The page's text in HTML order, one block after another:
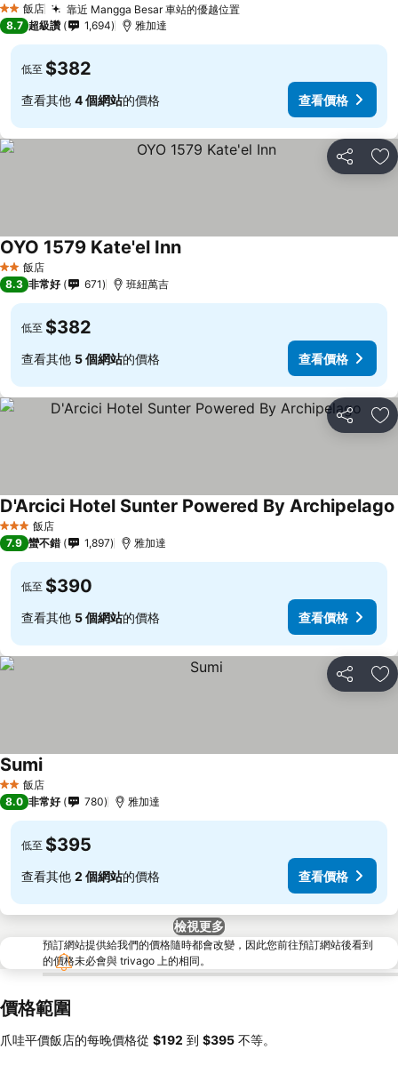
2 星級飯店 靠近 Mangga Besar 車站的優越位置
8.7 超級讚 1,694 雅加達
低至 $382
查看其他 4 個網站的價格 查看價格
分享 加
2 星級飯店
OYO 1579 Kate'el Inn
8.3 非常好 671 班紐萬吉
低至 $382
查看其他 5 個網站的價格 查看價格
分享 加
3 星級 飯店
D'Arcici Hotel Sunter Powered By Archipelago
7.9 蠻不錯 1,897 雅加達
低至 $390
查看其他 5 個網站的價格 查看價格
分享 加
2 星級飯店
Sumi
8.0 非常好 780 雅加達
低至 $395
查看其他 2 個網站的價格 查看價格
檢視更多
預訂網站提供給我們的價格隨時都會改變，因此您前往預訂網站後看到
的價格未必會與 trivago 上的相同。
價格範圍
爪哇平價飯店的每晚價格從 ‎$192 到 ‎$395 不等。